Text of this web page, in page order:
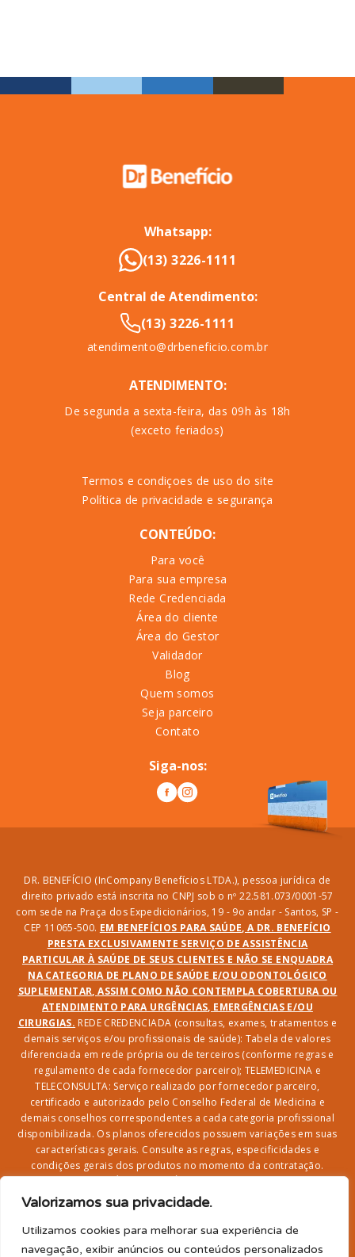
Valorizamos sua privacidade.
Utilizamos cookies para melhorar sua experiência de
navegação, exibir anúncios ou conteúdos personalizados
Whatsapp:
(13) 3226-1111
Central de Atendimento:
(13) 3226-1111
atendimento@drbeneficio.com.br
ATENDIMENTO:
De segunda a sexta-feira, das 09h às 18h
(exceto feriados)
Termos e condiçoes de uso do site
Política de privacidade e segurança
CONTEÚDO:
Para você
Para sua empresa
Rede Credenciada
Área do cliente
Área do Gestor
Validador
Blog
Quem somos
Seja parceiro
Contato
Siga-nos:
DR. BENEFÍCIO (InCompany Benefícios LTDA.), pessoa jurídica de
direito privado está inscrita no CNPJ sob o nº 22.581.073/0001-57
com sede na Praça dos Expedicionários, 19 - 9o andar - Santos, SP -
CEP 11065-500. EM BENEFÍCIOS PARA SAÚDE, A DR. BENEFÍCIO
PRESTA EXCLUSIVAMENTE SERVIÇO DE ASSISTÊNCIA
PARTICULAR À SAÚDE DE SEUS CLIENTES E NÃO SE ENQUADRA
NA CATEGORIA DE PLANO DE SAÚDE E/OU ODONTOLÓGICO
SUPLEMENTAR, ASSIM COMO NÃO CONTEMPLA COBERTURA OU
ATENDIMENTO PARA URGÊNCIAS, EMERGÊNCIAS E/OU
CIRURGIAS. REDE CREDENCIADA (consultas, exames, tratamentos e
demais serviços e/ou profissionais de saúde): Tabela de valores
diferenciada em rede própria ou de terceiros (conforme regras e
regulamento de cada fornecedor parceiro); TELEMEDICINA e
TELECONSULTA: Serviço realizado por fornecedor parceiro,
certificado e autorizado pelo Conselho Federal de Medicina e
demais conselhos correspondentes a cada categoria profissional
disponibilizada. Os planos oferecidos possuem variações em suas
características gerais. Consulte as regras, especificidades e
condições gerais dos produtos no momento da contratação.
serviços na rede credenciada;SEGURO DE VIDA, ACIDENTES
PESSOAIS, ASSISTÊNCIA FUNERAL 24H, ASSISTÊNCIA
RESIDENCIAL E SORTEIO: Produto com registro SUSEP
garantido pela SEGUROS SURA (CNPJ sob o nº